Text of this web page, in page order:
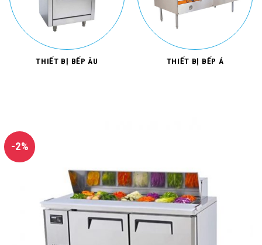
THIẾT BỊ BẾP ÂU THIẾT BỊ BẾP Á
-2%